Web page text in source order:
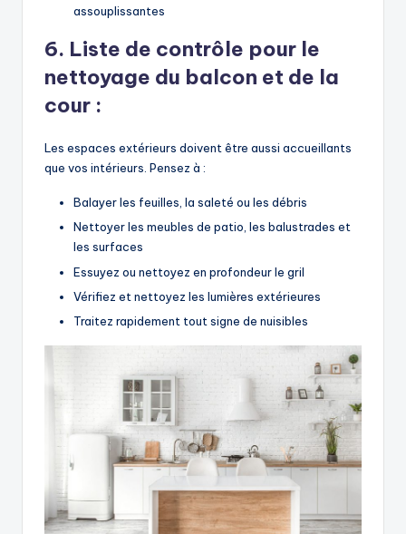
assouplissantes
6. Liste de contrôle pour le
nettoyage du balcon et de la
cour :
Les espaces extérieurs doivent être aussi accueillants
que vos intérieurs. Pensez à :
Balayer les feuilles, la saleté ou les débris
Nettoyer les meubles de patio, les balustrades et
les surfaces
Essuyez ou nettoyez en profondeur le gril
Vérifiez et nettoyez les lumières extérieures
Traitez rapidement tout signe de nuisibles